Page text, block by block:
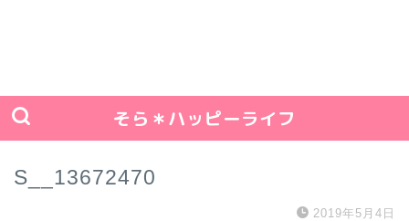
そら＊ハッピーライフ
S__13672470
2019年5月4日